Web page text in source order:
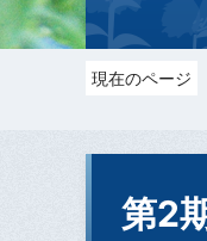
現在のページ
第2